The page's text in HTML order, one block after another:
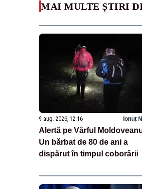
MAI MULTE ȘTIRI
9 aug. 2026, 12:16 Ionuț
Alertă pe Vârful
Un bărbat de 80 de ani a
dispărut în timpul coborârii